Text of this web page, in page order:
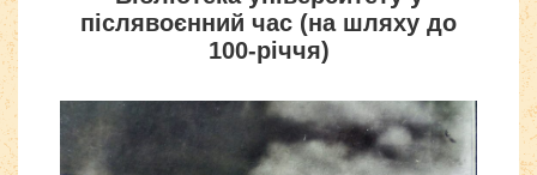
післявоєнний час (на шляху до
100-річчя)